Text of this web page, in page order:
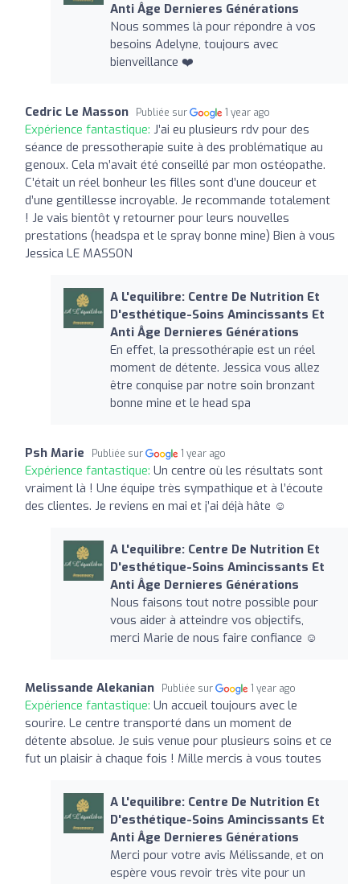
Anti Âge Dernieres Générations
Nous sommes là pour répondre à vos
besoins Adelyne, toujours avec
bienveillance ❤️
Cedric Le Masson Publiée sur 1 year ago
Expérience fantastique: J’ai eu plusieurs rdv pour des
séance de pressotherapie suite à des problématique au
genoux. Cela m’avait été conseillé par mon ostéopathe.
C’était un réel bonheur les filles sont d’une douceur et
d’une gentillesse incroyable. Je recommande totalement
! Je vais bientôt y retourner pour leurs nouvelles
prestations (headspa et le spray bonne mine) Bien à vous
Jessica LE MASSON
A L'equilibre: Centre De Nutrition Et
D'esthétique-Soins Amincissants Et
Anti Âge Dernieres Générations
En effet, la pressothérapie est un réel
moment de détente. Jessica vous allez
être conquise par notre soin bronzant
bonne mine et le head spa
Psh Marie Publiée sur 1 year ago
Expérience fantastique: Un centre où les résultats sont
vraiment là ! Une équipe très sympathique et à l’écoute
des clientes. Je reviens en mai et j’ai déjà hâte ☺️
A L'equilibre: Centre De Nutrition Et
D'esthétique-Soins Amincissants Et
Anti Âge Dernieres Générations
Nous faisons tout notre possible pour
vous aider à atteindre vos objectifs,
merci Marie de nous faire confiance ☺️
Melissande Alekanian Publiée sur 1 year ago
Expérience fantastique: Un accueil toujours avec le
sourire. Le centre transporté dans un moment de
détente absolue. Je suis venue pour plusieurs soins et ce
fut un plaisir à chaque fois ! Mille mercis à vous toutes
A L'equilibre: Centre De Nutrition Et
D'esthétique-Soins Amincissants Et
Anti Âge Dernieres Générations
Merci pour votre avis Mélissande, et on
espère vous revoir très vite pour un